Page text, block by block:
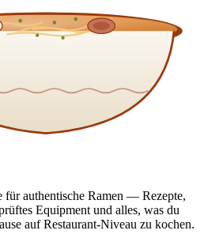
für authentische Ramen — Rezepte,
Equipment und alles, was du
auf Restaurant-Niveau zu kochen.